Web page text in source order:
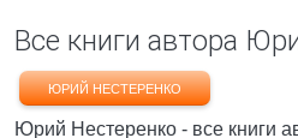
Все книги автора
ЮРИЙ НЕСТЕРЕНКО
Юрий Нестеренко - все книги